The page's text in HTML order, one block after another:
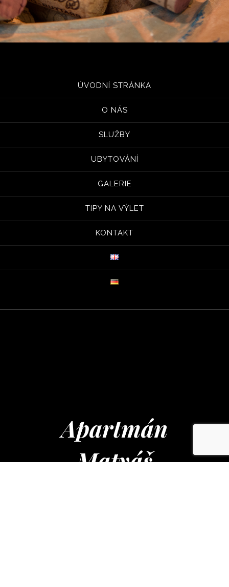
ÚVODNÍ STRÁNKA
O NÁS
SLUŽBY
UBYTOVÁNÍ
GALERIE
TIPY NA VÝLET
KONTAKT
Apartmán
Matyáš